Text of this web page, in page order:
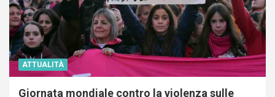
ATTUALITÀ
Giornata mondiale contro la violenza sulle